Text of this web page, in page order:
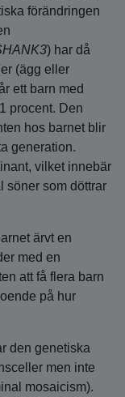
förändringen
) har då
(ägg eller
ett barn med
procent. Den
hos barnet blir
generation.
vilket innebär
söner som döttrar
ärvt en
med en
att få flera barn
på hur
den genetiska
men inte
mosaicism).